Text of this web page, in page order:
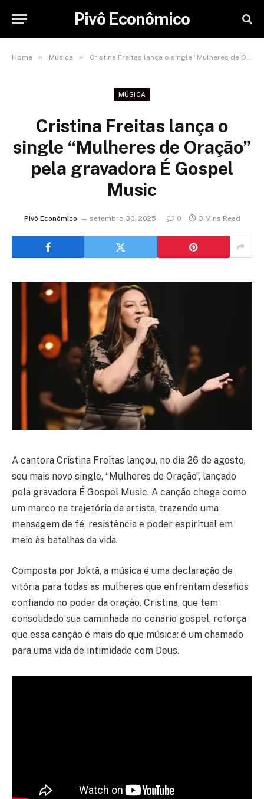
Pivô Econômico
Home » Música » Cristina Freitas lança o single “Mulheres de Oração” pela gravadora É Gospel Music
MÚSICA
Cristina Freitas lança o
single “Mulheres de Oração”
pela gravadora É Gospel
Music
Pivô Econômico setembro 30, 2025 0 3 Mins Read
A cantora Cristina Freitas lançou, no dia 26 de agosto,
seu mais novo single, “Mulheres de Oração”, lançado
pela gravadora É Gospel Music. A canção chega como
um marco na trajetória da artista, trazendo uma
mensagem de fé, resistência e poder espiritual em
meio às batalhas da vida.
Composta por Joktã, a música é uma declaração de
vitória para todas as mulheres que enfrentam desafios
confiando no poder da oração. Cristina, que tem
consolidado sua caminhada no cenário gospel, reforça
que essa canção é mais do que música: é um chamado
para uma vida de intimidade com Deus.